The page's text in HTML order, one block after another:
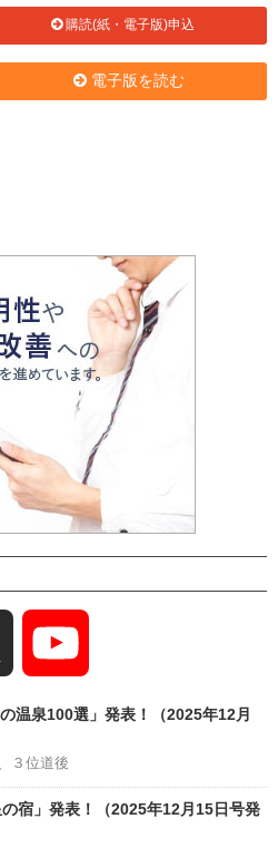
購読(紙・電子版)申込
電子版を読む
Channel
温泉100選」発表！（2025年12月
３位道後
宿」発表！（2025年12月15日号発